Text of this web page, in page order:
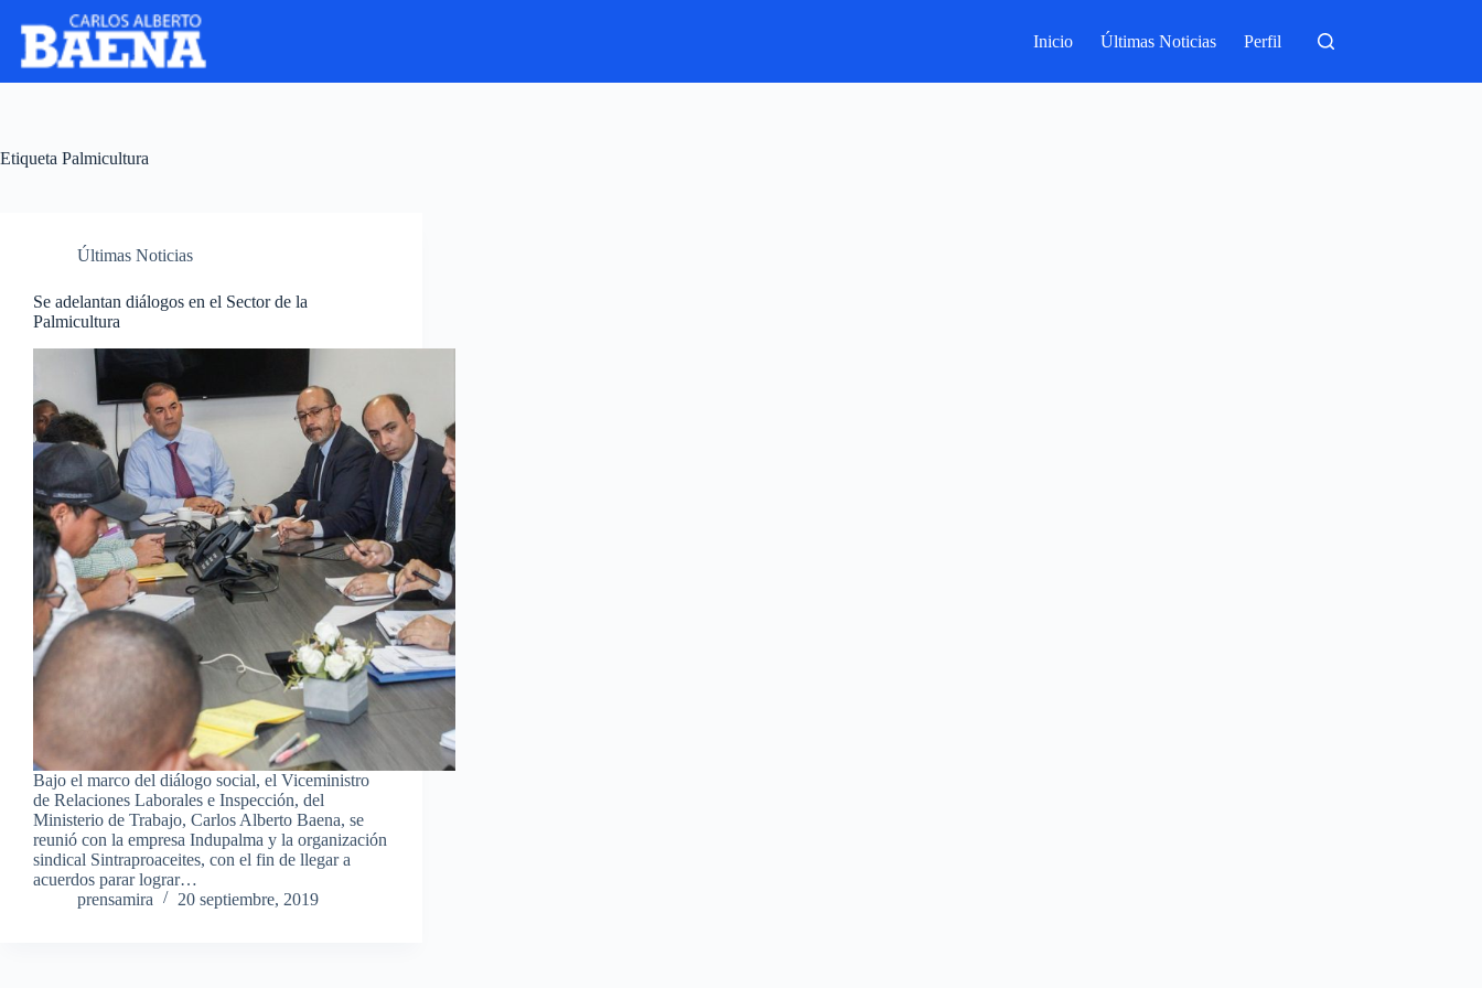
Inicio Últimas Noticias Perfil
Etiqueta Palmicultura
Últimas Noticias
Se adelantan diálogos en el Sector de la
Palmicultura
Bajo el marco del diálogo social, el Viceministro
de Relaciones Laborales e Inspección, del
Ministerio de Trabajo, Carlos Alberto Baena, se
reunió con la empresa Indupalma y la organización
sindical Sintraproaceites, con el fin de llegar a
acuerdos parar lograr…
prensamira
20 septiembre, 2019